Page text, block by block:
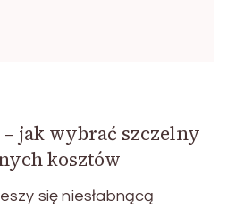
– jak wybrać szczelny
kosztów
się niesłabnącą